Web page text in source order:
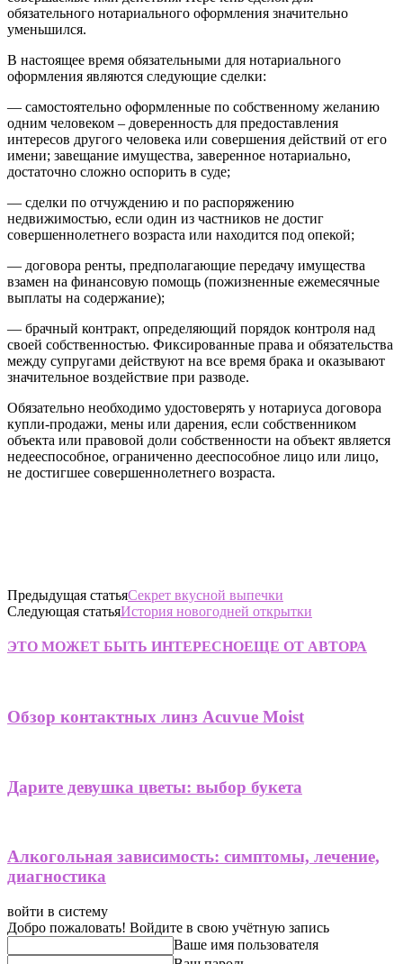
обязательного нотариального оформления значительно
уменьшился.
В настоящее время обязательными для нотариального
оформления являются следующие сделки:
— самостоятельно оформленные по собственному желанию
одним человеком – доверенность для предоставления
интересов другого человека или совершения действий от его
имени; завещание имущества, заверенное нотариально,
достаточно сложно оспорить в суде;
— сделки по отчуждению и по распоряжению
недвижимостью, если один из частников не достиг
совершеннолетнего возраста или находится под опекой;
— договора ренты, предполагающие передачу имущества
взамен на финансовую помощь (пожизненные ежемесячные
выплаты на содержание);
— брачный контракт, определяющий порядок контроля над
своей собственностью. Фиксированные права и обязательства
между супругами действуют на все время брака и оказывают
значительное воздействие при разводе.
Обязательно необходимо удостоверять у нотариуса договора
купли-продажи, мены или дарения, если собственником
объекта или правовой доли собственности на объект является
недееспособное, ограниченно дееспособное лицо или лицо,
не достигшее совершеннолетнего возраста.
Предыдущая статьяСекрет вкусной выпечки
Следующая статьяИстория новогодней открытки
ЭТО МОЖЕТ БЫТЬ ИНТЕРЕСНОЕЩЕ ОТ АВТОРА
Обзор контактных линз Acuvue Moist
Дарите девушка цветы: выбор букета
Алкогольная зависимость: симптомы, лечение,
диагностика
войти в систему
Добро пожаловать! Войдите в свою учётную запись
Ваше имя пользователя